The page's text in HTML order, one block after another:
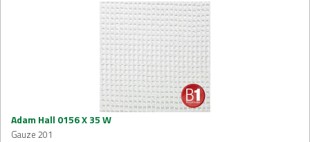
Adam Hall 0156 X 35 W
Gauze 201